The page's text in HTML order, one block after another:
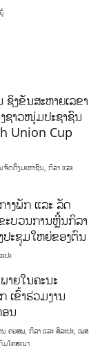
ຊິງຂັນສະຫາຍເລຂາ
ຊາວໜຸ່ມປະຊາຊົນ
Union Cup
ຈັດຕັ້ງມະຫາຊົນ,ກິລາ ແລະ
າງພັກ ແລະ ລັດ
ະບວນການຫຼີ້ນກິລາ
ປະຊຸມໃຫຍ່ຂອງຕົນ
ປະ
າຍໃນຄະນະ
ເຂົ້າຮ່ວມງານ
ນ
ນ ຄອສພ,ກິລາ ແລະ ສິລະປະ,ເພສ
ມໂຄສະນາ